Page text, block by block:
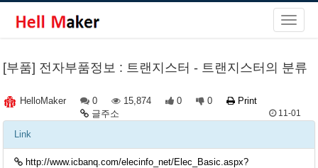
[부품] 전자부품정보 : 트랜지스터 - 트랜지스터의 분류
HelloMaker 0 15,874 0 0
Print
글주소
11-01
Link
http://www.icbanq.com/elecinfo_net/Elec_Basic.aspx?